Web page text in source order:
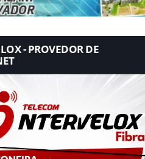
- PROVEDOR DE